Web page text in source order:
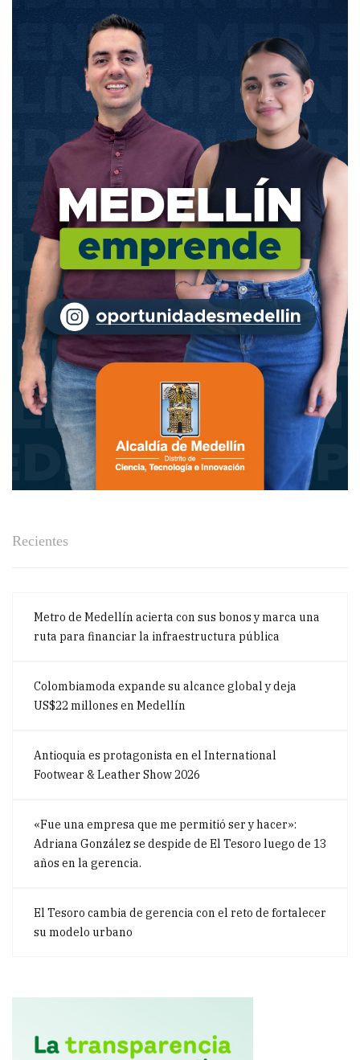
Recientes
Metro de Medellín acierta con sus bonos y marca una
ruta para financiar la infraestructura pública
Colombiamoda expande su alcance global y deja
US$22 millones en Medellín
Antioquia es protagonista en el International
Footwear & Leather Show 2026
«Fue una empresa que me permitió ser y hacer»:
Adriana González se despide de El Tesoro luego de 13
años en la gerencia.
El Tesoro cambia de gerencia con el reto de fortalecer
su modelo urbano